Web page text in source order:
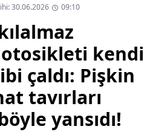
30.06.2026
09:10
kendi
çaldı: Pişkin
tavırları
yansıdı!